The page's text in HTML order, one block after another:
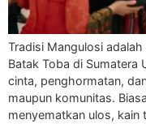
Tradisi Mangulosi
Batak Toba di Sumatera
cinta, penghormatan,
maupun komunitas.
menyematkan ulos, kain